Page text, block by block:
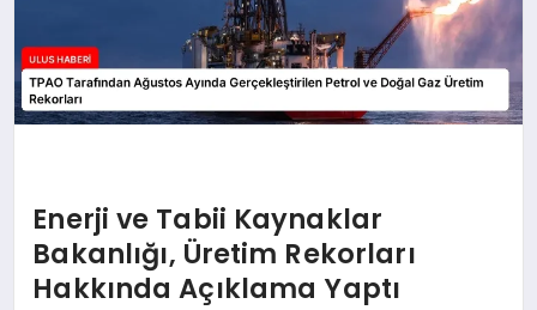
Enerji ve Tabii Kaynaklar
Bakanlığı, Üretim Rekorları
Hakkında Açıklama Yaptı